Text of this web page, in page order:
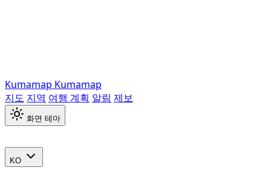
Kumamap Kumamap
지도 지역 여행 계획 알림 제보
화면 테마
KO